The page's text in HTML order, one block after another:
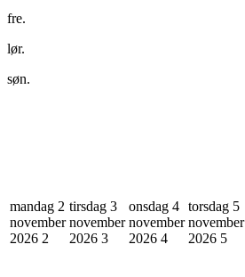
fre.
lør.
søn.
mandag 2
november
2026 2
tirsdag 3
november
2026 3
onsdag 4
november
2026 4
torsdag 5
november
2026 5